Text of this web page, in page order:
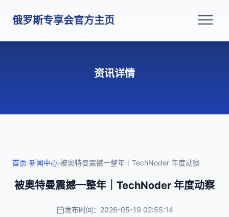
俄罗斯专享会官方主页
资讯详情
首页›新闻中心›被奥特曼震撼一整年｜TechNoder 年度动察
被奥特曼震撼一整年｜TechNoder 年度动察
发布时间：2026-05-19 02:55:14